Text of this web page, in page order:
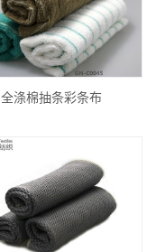
全涤棉抽条彩条布